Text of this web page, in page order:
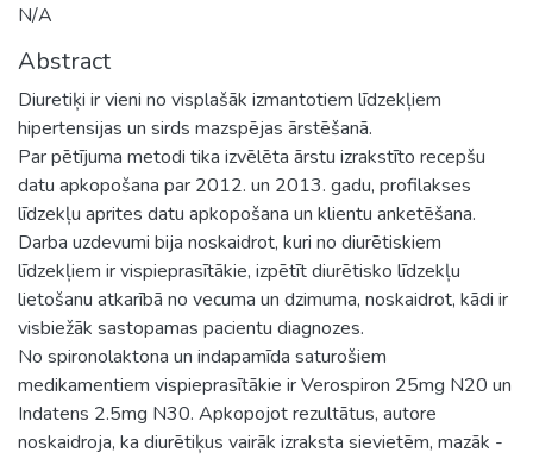
N/A
Abstract
Diuretiķi ir vieni no visplašāk izmantotiem līdzekļiem
hipertensijas un sirds mazspējas ārstēšanā.
Par pētījuma metodi tika izvēlēta ārstu izrakstīto recepšu
datu apkopošana par 2012. un 2013. gadu, profilakses
līdzekļu aprites datu apkopošana un klientu anketēšana.
Darba uzdevumi bija noskaidrot, kuri no diurētiskiem
līdzekļiem ir vispieprasītākie, izpētīt diurētisko līdzekļu
lietošanu atkarībā no vecuma un dzimuma, noskaidrot, kādi ir
visbiežāk sastopamas pacientu diagnozes.
No spironolaktona un indapamīda saturošiem
medikamentiem vispieprasītākie ir Verospiron 25mg N20 un
Indatens 2.5mg N30. Apkopojot rezultātus, autore
noskaidroja, ka diurētiķus vairāk izraksta sievietēm, mazāk -